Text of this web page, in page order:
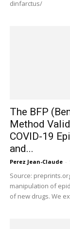
dinfarctus/
The BFP
Method
COVID-19
and...
Perez Jean-Claude -
Source:
manipulation of
of new drugs. We